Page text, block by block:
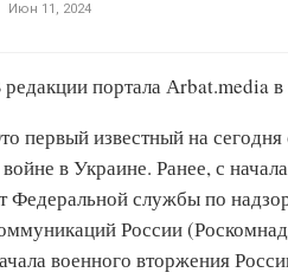
Июн 11, 2024
портала Аrbat.media
первый известный на
в Украине. Ранее, с
Федеральной службы по
России
военного вторжения